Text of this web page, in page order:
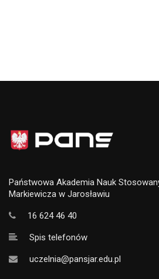
Państwowa Akademia Nauk
Markiewicza w Jarosławiu
16 624 46 40
Spis telefonów
uczelnia@pansjar.edu.pl